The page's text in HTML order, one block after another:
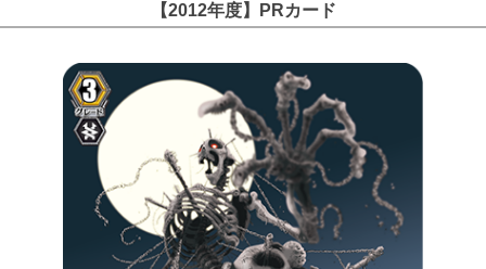
【2012年度】PRカード